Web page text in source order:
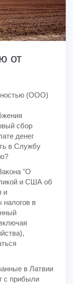
от
(ООО)
сбор
денег
в Службу
"О
и США об
и
налогов в
в Латвии
с прибыли